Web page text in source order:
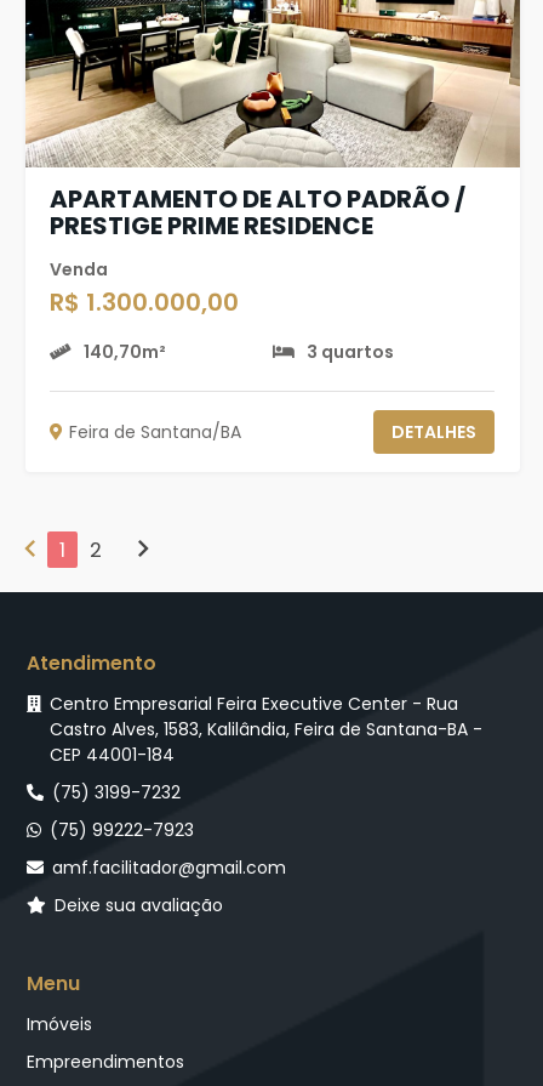
APARTAMENTO DE ALTO PADRÃO /
PRESTIGE PRIME RESIDENCE
Venda
R$ 1.300.000,00
140,70m² 3 quartos
Feira de Santana/BA DETALHES
chevron_left 1 2 chevron_right
Atendimento
Centro Empresarial Feira Executive Center - Rua
Castro Alves, 1583, Kalilândia, Feira de Santana-BA -
CEP 44001-184
(75) 3199-7232
(75) 99222-7923
amf.facilitador@gmail.com
Deixe sua avaliação
Menu
Imóveis
Empreendimentos